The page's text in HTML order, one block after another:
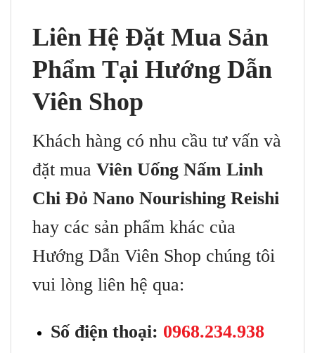
Liên Hệ Đặt Mua Sản
Phẩm Tại Hướng Dẫn
Viên Shop
Khách hàng có nhu cầu tư vấn và
đặt mua Viên Uống Nấm Linh
Chi Đỏ Nano Nourishing Reishi
hay các sản phẩm khác của
Hướng Dẫn Viên Shop chúng tôi
vui lòng liên hệ qua:
Số điện thoại: 0968.234.938